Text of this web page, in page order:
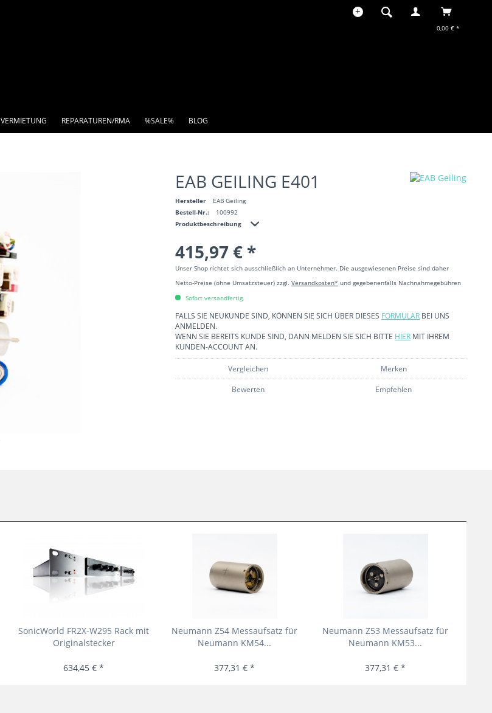
0,00 € *
VERMIETUNG REPARATUREN/RMA %SALE% BLOG
EAB GEILING E401
Hersteller
EAB Geiling
Bestell-Nr.:
100992
Produktbeschreibung
415,97 € *
Unser Shop richtet sich ausschließlich an Unternehmer. Die ausgewiesenen Preise sind daher
Netto-Preise (ohne Umsatzsteuer) zzgl.Versandkosten* und gegebenenfalls Nachnahmegebühren
Sofort versandfertig,
FALLS SIE NEUKUNDE SIND, KÖNNEN SIE SICH ÜBER DIESES FORMULAR BEI UNS
ANMELDEN.
WENN SIE BEREITS KUNDE SIND, DANN MELDEN SIE SICH BITTE HIER MIT IHREM
KUNDEN-ACCOUNT AN.
Vergleichen
Merken
Bewerten
Empfehlen
SonicWorld FR2X-W295 Rack mit
Originalstecker
634,45 € *
Neumann Z54 Messaufsatz für
Neumann KM54...
377,31 € *
Neumann Z53 Messaufsatz für
Neumann KM53...
377,31 € *